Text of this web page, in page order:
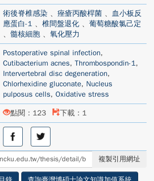
術後脊椎感染 、 痤瘡丙酸桿菌 、
血小板反
應蛋白-1 、 椎間盤退化 、 葡萄糖酸氯己定
、 髓核細胞 、 氧化壓力
Postoperative spinal infection,
Cutibacterium acnes, Thrombospondin-1,
Intervertebral disc degeneration,
Chlorhexidine gluconate, Nucleus
pulposus cells, Oxidative stress
點閱：123 下載：1
分
至
facebook
分
享
至
twitter
複製引用網址